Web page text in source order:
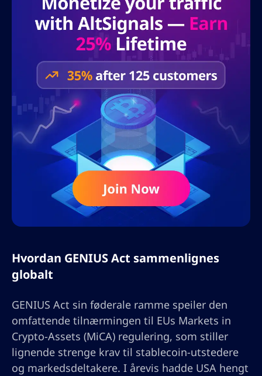
Hvordan GENIUS Act sammenlignes
globalt
GENIUS Act sin føderale ramme speiler den
omfattende tilnærmingen til EUs Markets in
Crypto-Assets (MiCA) regulering, som stiller
lignende strenge krav til stablecoin-utstedere
og markedsdeltakere. I årevis hadde USA hengt